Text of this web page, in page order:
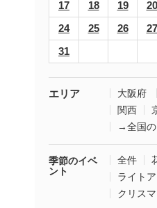
17
18 19 20
24
25 26 27
31
エリア 大阪府
関西
→全国の
季節のイベ
ント
全件
ライト
クリス